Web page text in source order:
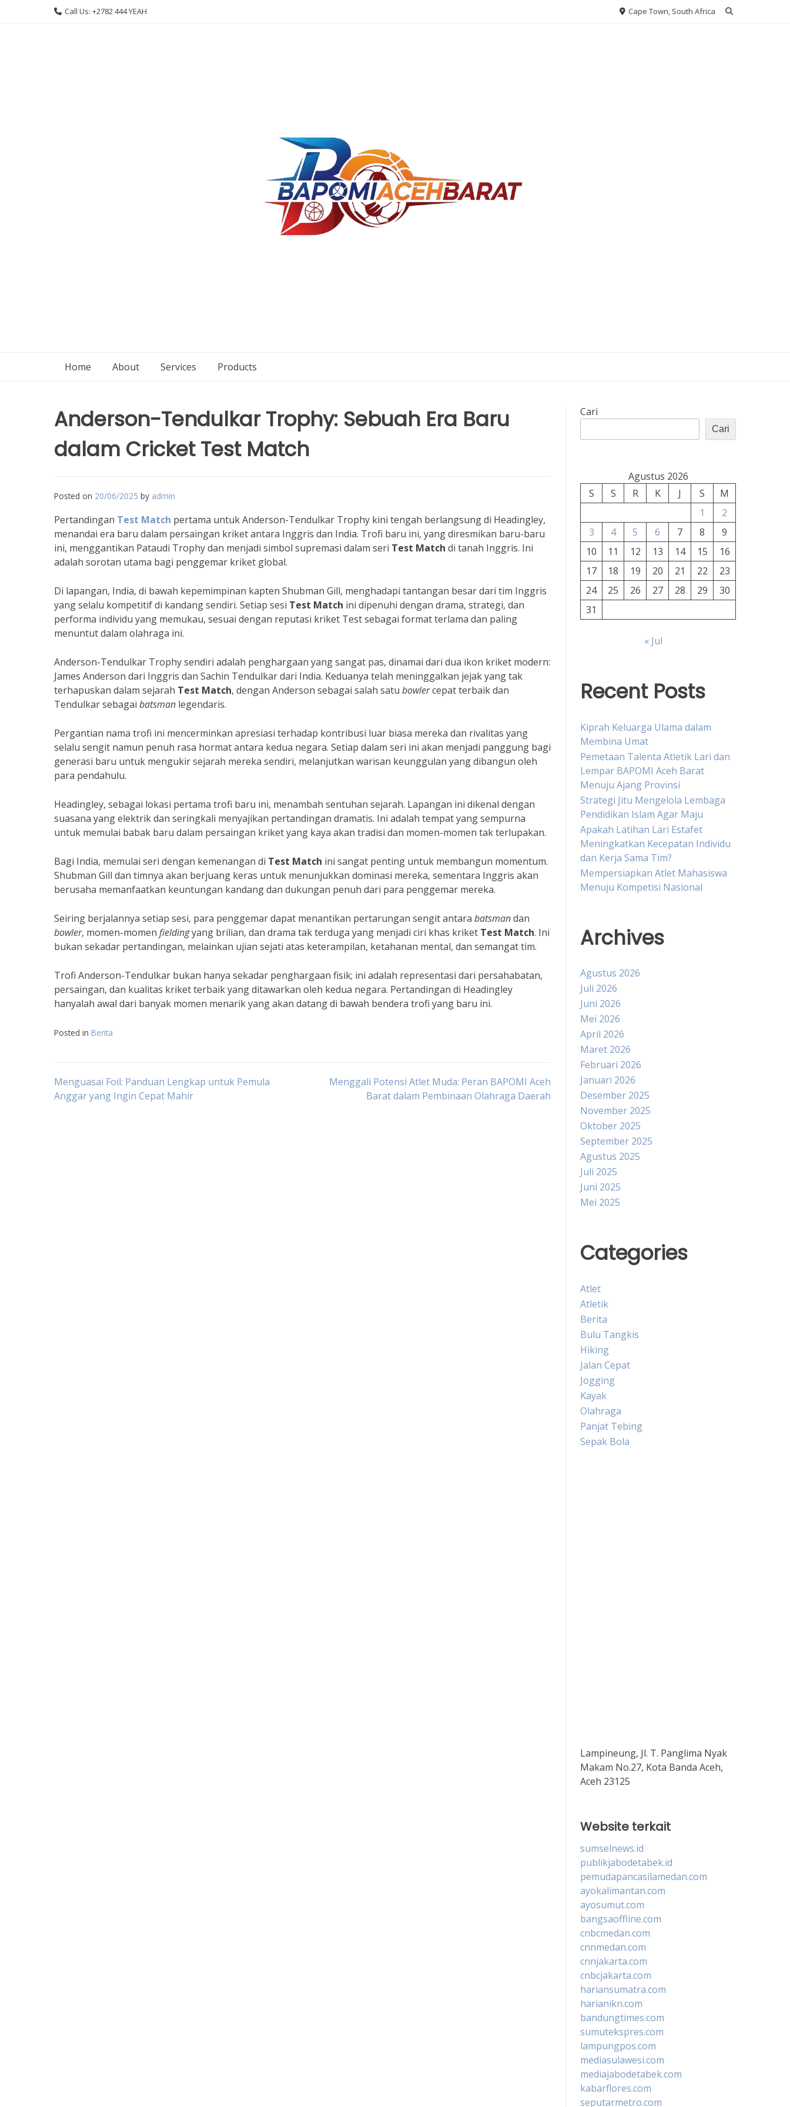
Call Us: +2782 444 YEAH Cape Town, South Africa
Home About Services Products
Anderson-Tendulkar Trophy: Sebuah Era Baru
dalam Cricket Test Match
Posted on 20/06/2025 by admin
Pertandingan Test Match pertama untuk Anderson-Tendulkar Trophy kini tengah berlangsung di Headingley,
menandai era baru dalam persaingan kriket antara Inggris dan India. Trofi baru ini, yang diresmikan baru-baru
ini, menggantikan Pataudi Trophy dan menjadi simbol supremasi dalam seri Test Match di tanah Inggris. Ini
adalah sorotan utama bagi penggemar kriket global.
Di lapangan, India, di bawah kepemimpinan kapten Shubman Gill, menghadapi tantangan besar dari tim Inggris
yang selalu kompetitif di kandang sendiri. Setiap sesi Test Match ini dipenuhi dengan drama, strategi, dan
performa individu yang memukau, sesuai dengan reputasi kriket Test sebagai format terlama dan paling
menuntut dalam olahraga ini.
Anderson-Tendulkar Trophy sendiri adalah penghargaan yang sangat pas, dinamai dari dua ikon kriket modern:
James Anderson dari Inggris dan Sachin Tendulkar dari India. Keduanya telah meninggalkan jejak yang tak
terhapuskan dalam sejarah Test Match, dengan Anderson sebagai salah satu bowlercepat terbaik dan
Tendulkar sebagai batsman legendaris.
Pergantian nama trofi ini mencerminkan apresiasi terhadap kontribusi luar biasa mereka dan rivalitas yang
selalu sengit namun penuh rasa hormat antara kedua negara. Setiap dalam seri ini akan menjadi panggung bagi
generasi baru untuk mengukir sejarah mereka sendiri, melanjutkan warisan keunggulan yang dibangun oleh
para pendahulu.
Headingley, sebagai lokasi pertama trofi baru ini, menambah sentuhan sejarah. Lapangan ini dikenal dengan
suasana yang elektrik dan seringkali menyajikan pertandingan dramatis. Ini adalah tempat yang sempurna
untuk memulai babak baru dalam persaingan kriket yang kaya akan tradisi dan momen-momen tak terlupakan.
Bagi India, memulai seri dengan kemenangan di Test Match ini sangat penting untuk membangun momentum.
Shubman Gill dan timnya akan berjuang keras untuk menunjukkan dominasi mereka, sementara Inggris akan
berusaha memanfaatkan keuntungan kandang dan dukungan penuh dari para penggemar mereka.
Seiring berjalannya setiap sesi, para penggemar dapat menantikan pertarungan sengit antara batsmandan
bowler, momen-momen fieldingyang brilian, dan drama tak terduga yang menjadi ciri khas kriket Test Match. Ini
bukan sekadar pertandingan, melainkan ujian sejati atas keterampilan, ketahanan mental, dan semangat tim.
Trofi Anderson-Tendulkar bukan hanya sekadar penghargaan fisik; ini adalah representasi dari persahabatan,
persaingan, dan kualitas kriket terbaik yang ditawarkan oleh kedua negara. Pertandingan di Headingley
hanyalah awal dari banyak momen menarik yang akan datang di bawah bendera trofi yang baru ini.
Posted in Berita
Navigasi
Menguasai Foil: Panduan Lengkap untuk Pemula
Anggar yang Ingin Cepat Mahir
Menggali Potensi Atlet Muda: Peran BAPOMI Aceh
Barat dalam Pembinaan Olahraga Daerah
Cari
Cari
Agustus 2026
S
S R K J S
M
1
2
3
4 5 6 7 8
9
10
11 12 13 14 15
16
17
18 19 20 21 22
23
24
25 26 27 28 29
30
31
« Jul
Recent Posts
Kiprah Keluarga Ulama dalam
Membina Umat
Pemetaan Talenta Atletik Lari dan
Lempar BAPOMI Aceh Barat
Menuju Ajang Provinsi
Strategi Jitu Mengelola Lembaga
Pendidikan Islam Agar Maju
Apakah Latihan Lari Estafet
Meningkatkan Kecepatan Individu
dan Kerja Sama Tim?
Mempersiapkan Atlet Mahasiswa
Menuju Kompetisi Nasional
Archives
Agustus 2026
Juli 2026
Juni 2026
Mei 2026
April 2026
Maret 2026
Februari 2026
Januari 2026
Desember 2025
November 2025
Oktober 2025
September 2025
Agustus 2025
Juli 2025
Juni 2025
Mei 2025
Categories
Atlet
Atletik
Berita
Bulu Tangkis
Hiking
Jalan Cepat
Jogging
Kayak
Olahraga
Panjat Tebing
Sepak Bola
Lampineung, Jl. T. Panglima Nyak
Makam No.27, Kota Banda Aceh,
Aceh 23125
Website terkait
sumselnews.id
publikjabodetabek.id
pemudapancasilamedan.com
ayokalimantan.com
ayosumut.com
bangsaoffline.com
cnbcmedan.com
cnnmedan.com
cnnjakarta.com
cnbcjakarta.com
hariansumatra.com
harianikn.com
bandungtimes.com
sumutekspres.com
lampungpos.com
mediasulawesi.com
mediajabodetabek.com
kabarflores.com
seputarmetro.com